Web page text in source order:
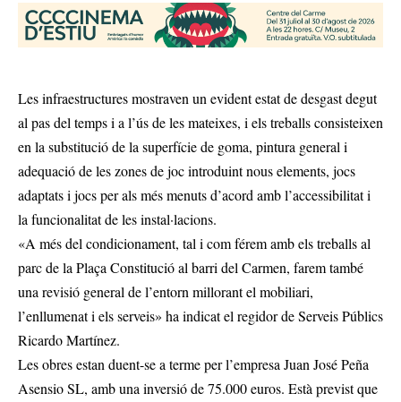
Les infraestructures mostraven un evident estat de desgast degut
al pas del temps i a l’ús de les mateixes, i els treballs consisteixen
en la substitució de la superfície de goma, pintura general i
adequació de les zones de joc introduint nous elements, jocs
adaptats i jocs per als més menuts d’acord amb l’accessibilitat i
la funcionalitat de les instal·lacions.
«A més del condicionament, tal i com férem amb els treballs al
parc de la Plaça Constitució al barri del Carmen, farem també
una revisió general de l’entorn millorant el mobiliari,
l’enllumenat i els serveis» ha indicat el regidor de Serveis Públics
Ricardo Martínez.
Les obres estan duent-se a terme per l’empresa Juan José Peña
Asensio SL, amb una inversió de 75.000 euros. Està previst que